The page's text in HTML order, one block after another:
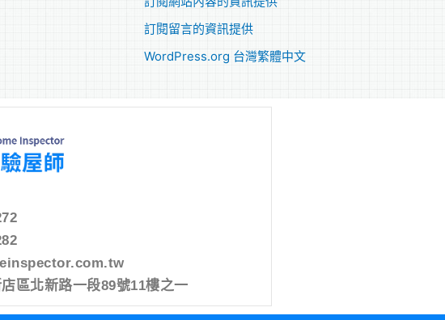
訂閱留言的資訊提供
WordPress.org 台灣繁體中文
區北新路一段89號11樓之一